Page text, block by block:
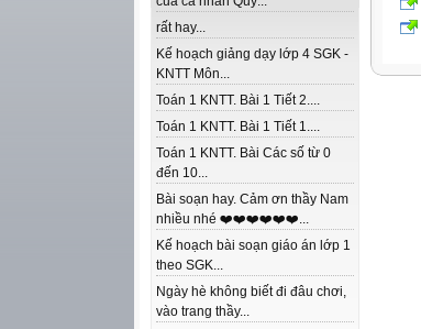
rất hay...
Kế hoạch giảng dạy lớp 4 SGK -
KNTT Môn...
Toán 1 KNTT. Bài 1 Tiết 2....
Toán 1 KNTT. Bài 1 Tiết 1....
Toán 1 KNTT. Bài Các số từ 0
đến 10...
Bài soạn hay. Cảm ơn thầy Nam
nhiều nhé ❤️❤️❤️❤️❤️❤️...
Kế hoạch bài soạn giáo án lớp 1
theo SGK...
Ngày hè không biết đi đâu chơi,
vào trang thầy...